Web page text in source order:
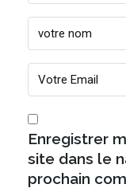
Enregistrer
site dans le
prochain